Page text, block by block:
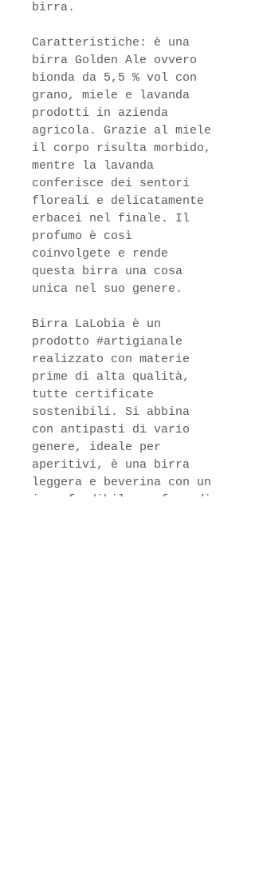
birra.
Caratteristiche: è una
birra Golden Ale ovvero
bionda da 5,5 % vol con
grano, miele e lavanda
prodotti in azienda
agricola. Grazie al miele
il corpo risulta morbido,
mentre la lavanda
conferisce dei sentori
floreali e delicatamente
erbacei nel finale. Il
profumo è così
coinvolgete e rende
questa birra una cosa
unica nel suo genere.
Birra LaLobia è un
prodotto #artigianale
realizzato con materie
prime di alta qualità,
tutte certificate
sostenibili. Si abbina
con antipasti di vario
genere, ideale per
aperitivi, è una birra
leggera e beverina con un
inconfondibile profumo di